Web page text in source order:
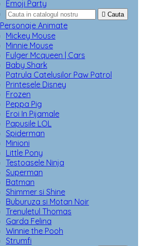
Emoji Party
 Cauta
Personaje Animate
Mickey Mouse
Minnie Mouse
Fulger Mcqueen | Cars
Baby Shark
Patrula Catelusilor Paw Patrol
Printesele Disney
Frozen
Peppa Pig
Eroi In Pijamale
Papusile LOL
Spiderman
Minioni
Little Pony
Testoasele Ninja
Superman
Batman
Shimmer si Shine
Buburuza si Motan Noir
Trenuletul Thomas
Garda Felina
Winnie the Pooh
Strumfi